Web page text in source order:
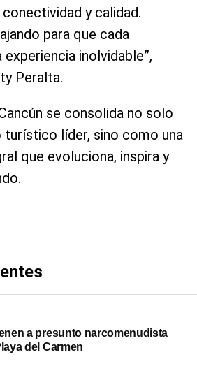
y calidad.
para que cada
inolvidable”,
Peralta.
se consolida no solo
turístico líder, sino como una
que evoluciona, inspira y
a presunto narcomenudista
del Carmen